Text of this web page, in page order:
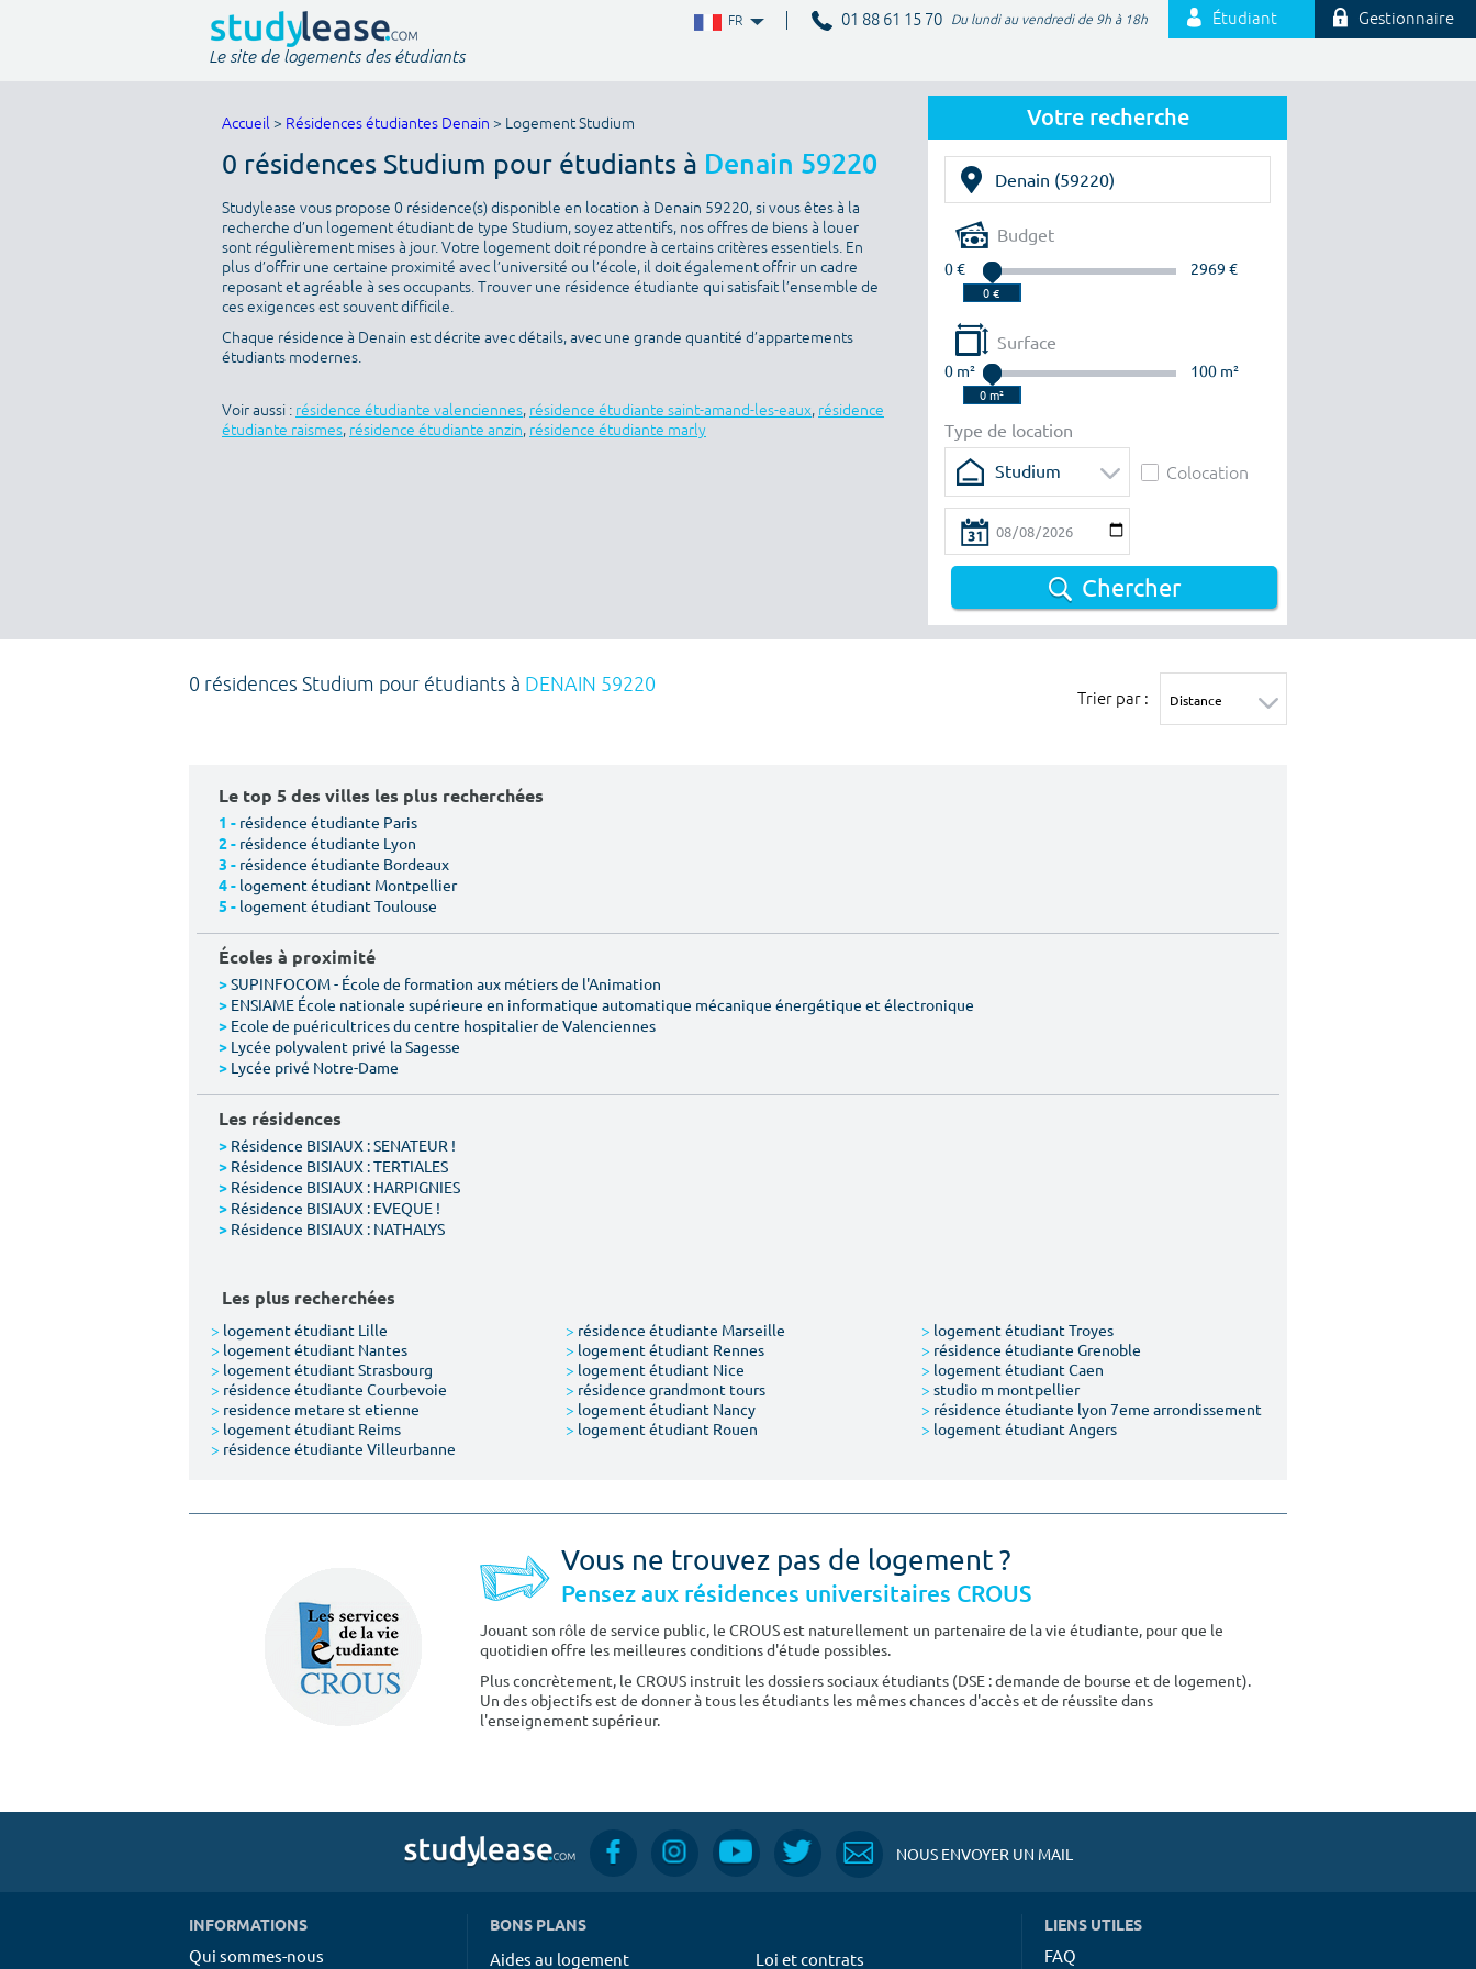
FR 01 88 61 15 70 Du lundi au vendredi de 9h à 18h Étudiant Gestionnaire
Le site de logements des étudiants
Votre recherche
Budget
0 € 2969 €
Surface
0 m² 100 m²
Type de location
Studium
Colocation
Chercher
Accueil > Résidences étudiantes Denain > Logement Studium
0 résidences Studium pour étudiants à Denain 59220
Studylease vous propose 0 résidence(s) disponible en location à Denain 59220, si vous êtes à la
recherche d’un logement étudiant de type Studium, soyez attentifs, nos offres de biens à louer
sont régulièrement mises à jour. Votre logement doit répondre à certains critères essentiels. En
plus d’offrir une certaine proximité avec l’université ou l’école, il doit également offrir un cadre
reposant et agréable à ses occupants. Trouver une résidence étudiante qui satisfait l’ensemble de
ces exigences est souvent difficile.
Chaque résidence à Denain est décrite avec détails, avec une grande quantité d’appartements
étudiants modernes.
Voir aussi : résidence étudiante valenciennes, résidence étudiante saint-amand-les-eaux, résidence
étudiante raismes, résidence étudiante anzin, résidence étudiante marly
0 résidences Studium pour étudiants à DENAIN 59220
Trier par :
Le top 5 des villes les plus recherchées
1 - résidence étudiante Paris
2 - résidence étudiante Lyon
3 - résidence étudiante Bordeaux
4 - logement étudiant Montpellier
5 - logement étudiant Toulouse
Écoles à proximité
>SUPINFOCOM - École de formation aux métiers de l'Animation
> ENSIAME École nationale supérieure en informatique automatique mécanique énergétique et électronique
> Ecole de puéricultrices du centre hospitalier de Valenciennes
> Lycée polyvalent privé la Sagesse
> Lycée privé Notre-Dame
Les résidences
> Résidence BISIAUX : SENATEUR !
> Résidence BISIAUX : TERTIALES
> Résidence BISIAUX : HARPIGNIES
> Résidence BISIAUX : EVEQUE !
> Résidence BISIAUX : NATHALYS
Les plus recherchées
> logement étudiant Lille > résidence étudiante Marseille > logement étudiant Troyes
> logement étudiant Nantes > logement étudiant Rennes > résidence étudiante Grenoble
> logement étudiant Strasbourg > logement étudiant Nice > logement étudiant Caen
> résidence étudiante Courbevoie > résidence grandmont tours > studio m montpellier
> residence metare st etienne > logement étudiant Nancy > résidence étudiante lyon 7eme arrondissement
> logement étudiant Reims > logement étudiant Rouen > logement étudiant Angers
> résidence étudiante Villeurbanne
Vous ne trouvez pas de logement ?
Pensez aux résidences universitaires CROUS
Jouant son rôle de service public, le CROUS est naturellement un partenaire de la vie étudiante, pour que le
quotidien offre les meilleures conditions d'étude possibles.
Plus concrètement, le CROUS instruit les dossiers sociaux étudiants (DSE : demande de bourse et de logement).
Un des objectifs est de donner à tous les étudiants les mêmes chances d'accès et de réussite dans
l'enseignement supérieur.
NOUS ENVOYER UN MAIL
INFORMATIONS
Qui sommes-nous
BONS PLANS
Aides au logement Loi et contrats
LIENS UTILES
FAQ